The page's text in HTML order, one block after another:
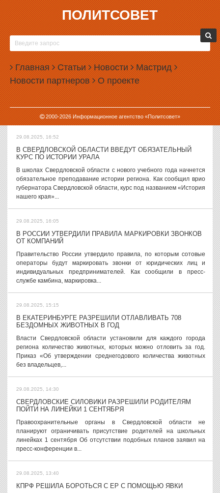
ПОЛИТСОВЕТ
Главная Статьи Новости Мастрид
Новости партнеров О проекте
2000-2026Информационное агентство «Политсовет»
29.08.2025, 17:50
НАКАЖУТ БОЛЬШЕ 400
ВОДИТЕЛЕЙ, СКРЫВАВШИХ
НОМЕРА НА ПАРКОВКЕ
Представители администрации
Екатеринбурга за два дня
нашли больше 400 водителей, которые на платных парковках
скрывали номера машин. Всем им придется заплатить штрафы.
Как сообщили в пресс-службе...
29.08.2025, 16:52
В СВЕРДЛОВСКОЙ ОБЛАСТИ ВВЕДУТ ОБЯЗАТЕЛЬНЫЙ
КУРС ПО ИСТОРИИ УРАЛА
В школах Свердловской области с нового учебного года начнется
обязательное преподавание истории региона. Как сообщил врио
губернатора Свердловской области, курс под названием «История
нашего края»...
29.08.2025, 16:05
В РОССИИ УТВЕРДИЛИ ПРАВИЛА МАРКИРОВКИ ЗВОНКОВ
ОТ КОМПАНИЙ
Правительство России утвердило правила, по которым сотовые
операторы будут маркировать звонки от юридических лиц и
индивидуальных предпринимателей. Как сообщили в пресс-
службе камбина, маркировка...
29.08.2025, 15:15
В ЕКАТЕРИНБУРГЕ РАЗРЕШИЛИ ОТЛАВЛИВАТЬ 708
БЕЗДОМНЫХ ЖИВОТНЫХ В ГОД
Власти Свердловской области установили для каждого города
региона количество животных, которых можно отловить за год.
Приказ «Об утверждении среднегодового количества животных
без владельцев,...
29.08.2025, 14:30
СВЕРДЛОВСКИЕ СИЛОВИКИ РАЗРЕШИЛИ РОДИТЕЛЯМ
ПОЙТИ НА ЛИНЕЙКИ 1 СЕНТЯБРЯ
Правоохранительные органы в Свердловской области не
планируют ограничивать присутствие родителей на школьных
линейках 1 сентября Об отсутствии подобных планов заявил на
пресс-конференции в...
29.08.2025, 13:40
КПРФ РЕШИЛА БОРОТЬСЯ С ЕР С ПОМОЩЬЮ ЯВКИ